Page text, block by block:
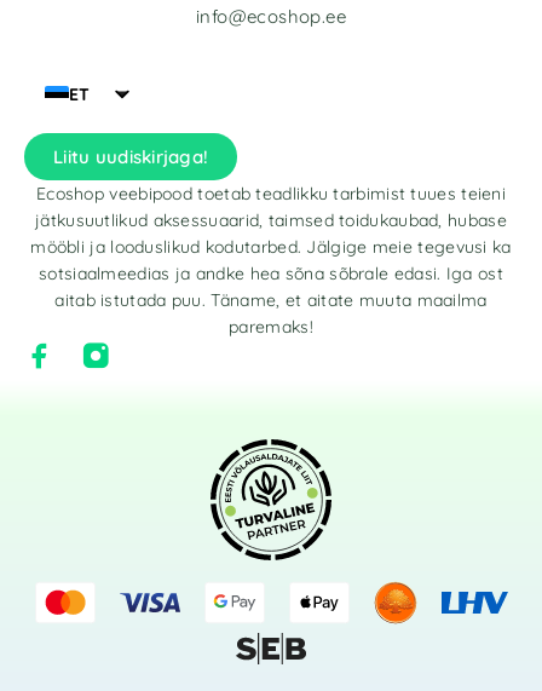
ET
Liitu uudiskirjaga!
Ecoshop veebipood toetab teadlikku tarbimist tuues teieni
jätkusuutlikud aksessuaarid, taimsed toidukaubad, hubase
mööbli ja looduslikud kodutarbed. Jälgige meie tegevusi ka
sotsiaalmeedias ja andke hea sõna sõbrale edasi. Iga ost
aitab istutada puu. Täname, et aitate muuta maailma
paremaks!
info@ecoshop.ee